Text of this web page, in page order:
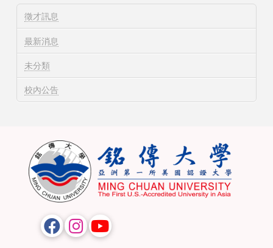
徵才訊息
最新消息
未分類
校內公告